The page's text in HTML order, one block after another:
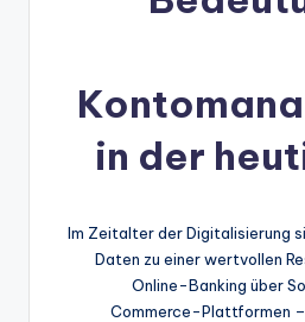
in der
Im Zeitalter der Digitalisierung
Daten zu einer wertvollen
Online-Banking über
Commerce-Plattformen